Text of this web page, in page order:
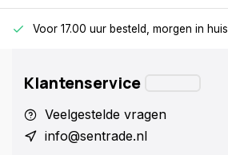
Voor 17.00 uur besteld, morgen in huis
Klantenservice
Veelgestelde vragen
info@sentrade.nl